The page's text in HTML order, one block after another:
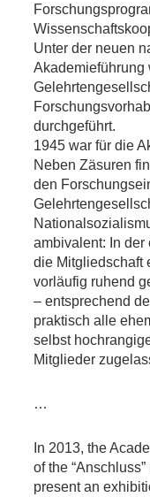
Unter der neuen
Akademieführung
durchgeführt.
1945 war für die
Neben Zäsuren
den
ambivalent: In
die Mitgliedschaft
vorläufig ruhend
– entsprechend
praktisch alle
selbst
Mitglieder
…
In 2013, the
of the
present an